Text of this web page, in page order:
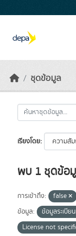
ชุดข้อมูล
เรียงโดย
พบ 1 ชุดข้อ
การเข้าถึง: false
ข้อมูล:
ข้อมูลระเบียน
License not